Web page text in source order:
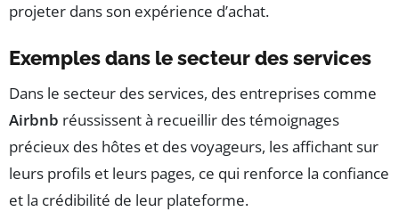
projeter dans son expérience d’achat.
Exemples dans le secteur des services
Dans le secteur des services, des entreprises comme
Airbnb réussissent à recueillir des témoignages
précieux des hôtes et des voyageurs, les affichant sur
leurs profils et leurs pages, ce qui renforce la confiance
et la crédibilité de leur plateforme.